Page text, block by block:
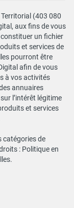
(403 080
aux fins de vous
un fichier
et services de
pourront être
afin de vous
à vos activités
annuaires
l’intérêt légitime
et services
catégories de
: Politique en
.